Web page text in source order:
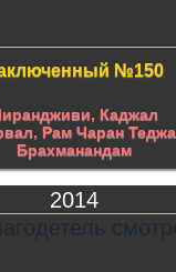
№150
, Каджал
,Рам Чаран Теджа
Брахманандам
2014